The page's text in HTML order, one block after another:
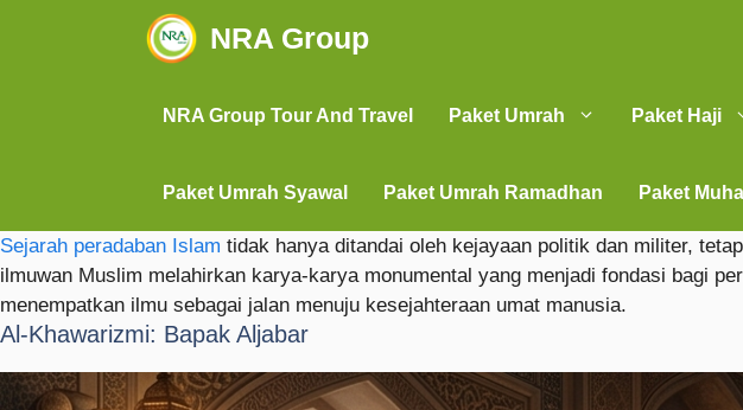
NRA Group
NRA Group Tour And Travel Paket Umrah Paket Haji
Paket Umrah Syawal Paket Umrah Ramadhan Paket
Sejarah peradaban Islam tidak hanya ditandai oleh kejayaan politik dan militer,
ilmuwan Muslim melahirkan karya-karya monumental yang menjadi fondasi bagi
menempatkan ilmu sebagai jalan menuju kesejahteraan umat manusia.
Al-Khawarizmi: Bapak Aljabar